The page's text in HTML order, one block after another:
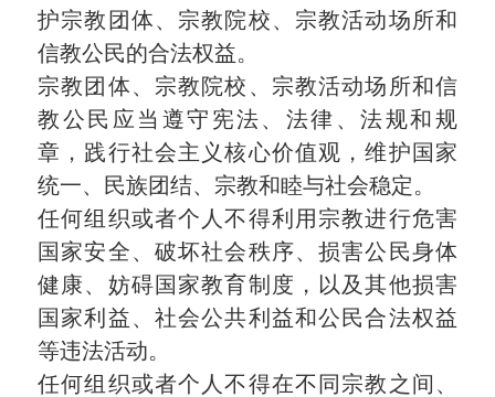
护宗教团体、宗教院校、宗教活动场所和
信教公民的合法权益。
宗教团体、宗教院校、宗教活动场所和信
教公民应当遵守宪法、法律、法规和规
章，践行社会主义核心价值观，维护国家
统一、民族团结、宗教和睦与社会稳定。
任何组织或者个人不得利用宗教进行危害
国家安全、破坏社会秩序、损害公民身体
健康、妨碍国家教育制度，以及其他损害
国家利益、社会公共利益和公民合法权益
等违法活动。
任何组织或者个人不得在不同宗教之间、